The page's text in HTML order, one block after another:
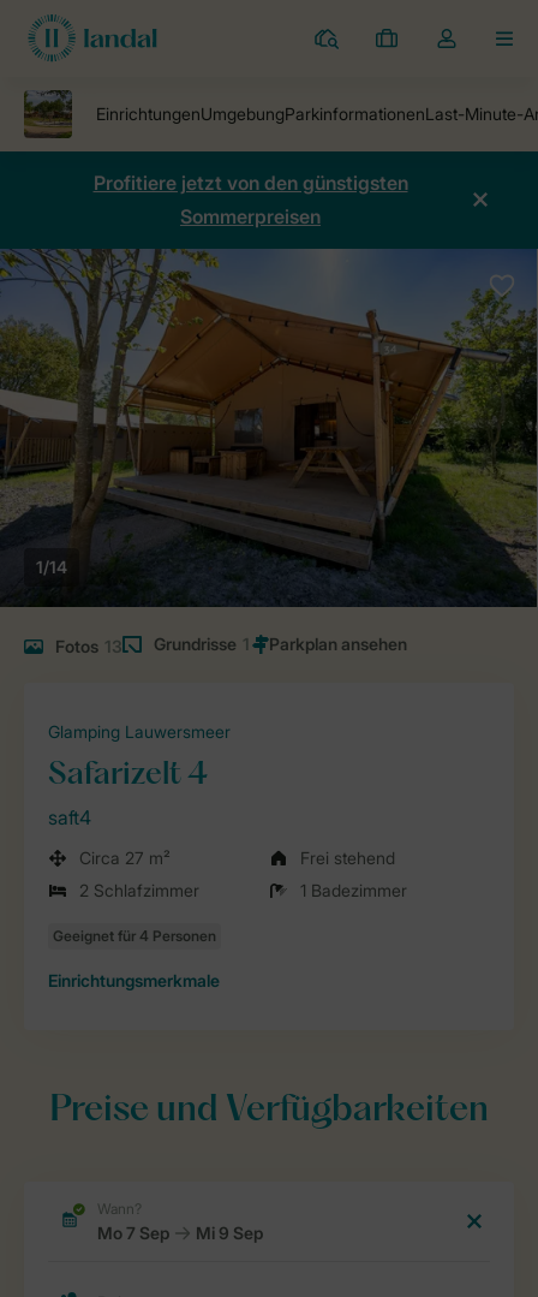
Ferienparks
Meine
Dropdown-
öffnen
Profitiere jetzt von den günstigsten
Sommerpreisen
1/14
Fotos 13 Grundrisse 1
Glamping Lauwersmeer
Safarizelt 4
saft4
Circa 27 m²
Frei stehend
2 Schlafzimmer
1 Badezimmer
Einrichtungsmerkmale
Preise und Verfügbarkeiten